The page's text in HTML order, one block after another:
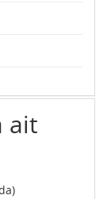
ait